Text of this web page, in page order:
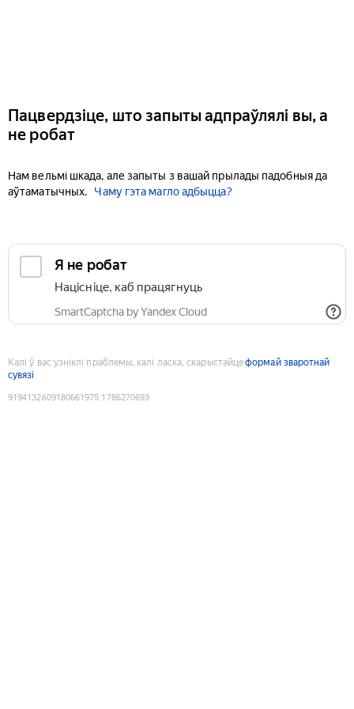
Пацвердзіце, што запыты адпраўлялі вы, а
не робат
Нам вельмі шкада, але запыты з вашай прылады падобныя да
аўтаматычных.
Чаму гэта магло адбыцца?
Я не робат
Націсніце, каб працягнуць
SmartCaptcha by Yandex Cloud
Калі ў вас узніклі праблемы, калі ласка, скарыстайцеформай зваротнай
сувязі
9194132609180661975:1786270693